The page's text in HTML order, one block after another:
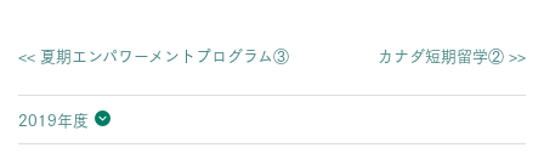
<< 夏期エンパワーメントプログラム③ カナダ短期留学② >>
2019年度
2026年度
2025年度
2024年度
2023年度
2022年度
2021年度
2020年度
2019年度
2018年度
2017年度
2016年度
2015年度
2014年度
2013年度